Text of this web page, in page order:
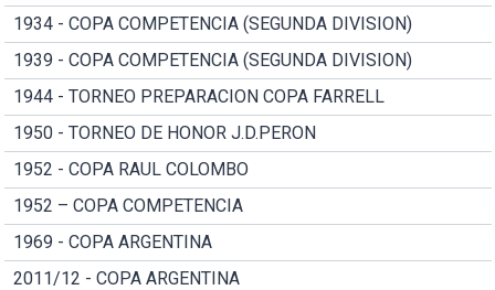
1934 - COPA COMPETENCIA (SEGUNDA DIVISION)
1939 - COPA COMPETENCIA (SEGUNDA DIVISION)
1944 - TORNEO PREPARACION COPA FARRELL
1950 - TORNEO DE HONOR J.D.PERON
1952 - COPA RAUL COLOMBO
1952 – COPA COMPETENCIA
1969 - COPA ARGENTINA
2011/12 - COPA ARGENTINA